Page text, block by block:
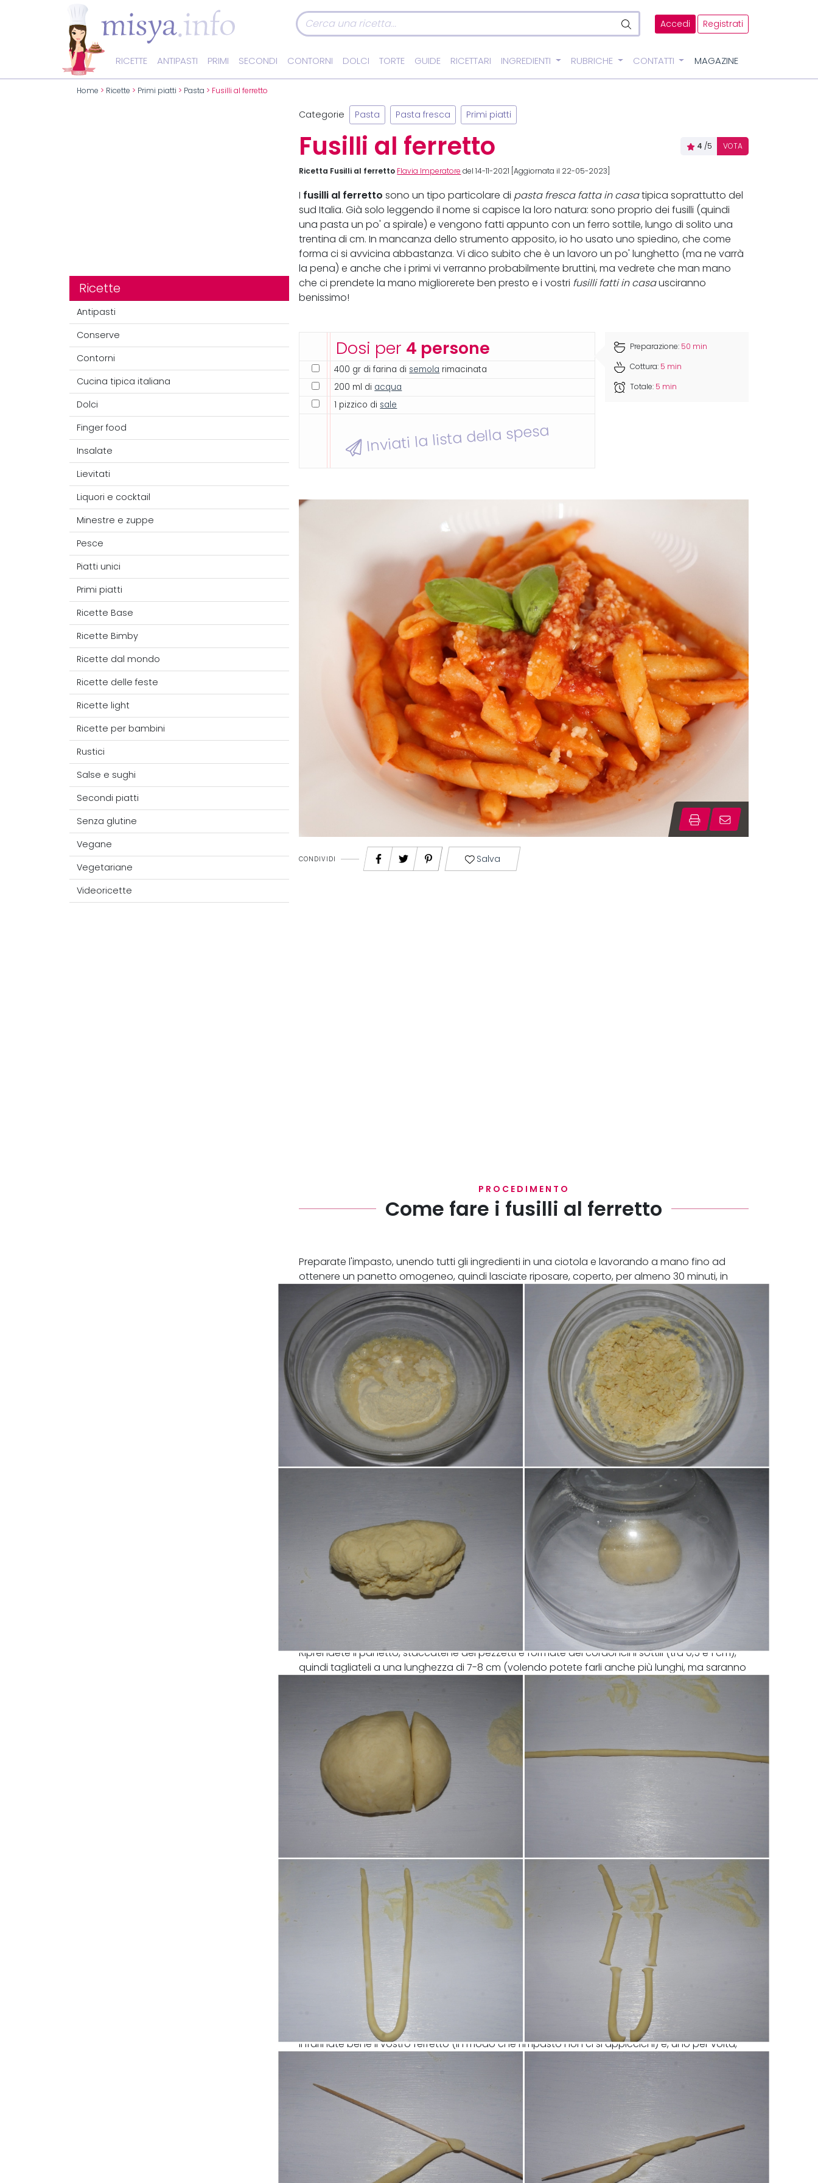
Accedi Registrati
RICETTE ANTIPASTI PRIMI SECONDI CONTORNI DOLCI TORTE GUIDE RICETTARI INGREDIENTI RUBRICHE CONTATTI MAGAZINE
Home > Ricette > Primi piatti > Pasta > Fusilli al ferretto
Ricette
Antipasti
Conserve
Contorni
Cucina tipica italiana
Dolci
Finger food
Insalate
Lievitati
Liquori e cocktail
Minestre e zuppe
Pesce
Piatti unici
Primi piatti
Ricette Base
Ricette Bimby
Ricette dal mondo
Ricette delle feste
Ricette light
Ricette per bambini
Rustici
Salse e sughi
Secondi piatti
Senza glutine
Vegane
Vegetariane
Videoricette
Categorie Pasta Pasta fresca Primi piatti
Fusilli al ferretto 4 /5 VOTA
Ricetta Fusilli al ferretto Flavia Imperatore del 14-11-2021 [Aggiornata il 22-05-2023]
I fusilli al ferretto sono un tipo particolare di pasta fresca fatta in casatipica soprattutto del
sud Italia. Già solo leggendo il nome si capisce la loro natura: sono proprio dei fusilli (quindi
una pasta un po' a spirale) e vengono fatti appunto con un ferro sottile, lungo di solito una
trentina di cm. In mancanza dello strumento apposito, io ho usato uno spiedino, che come
forma ci si avvicina abbastanza. Vi dico subito che è un lavoro un po' lunghetto (ma ne varrà
la pena) e anche che i primi vi verranno probabilmente bruttini, ma vedrete che man mano
che ci prendete la mano migliorerete ben presto e i vostri fusilli fatti in casausciranno
benissimo!
Dosi per 4 persone
400 gr di farina di semola rimacinata
200 ml di acqua
1 pizzico di sale
Inviati la lista della spesa
Preparazione: 50 min
Cottura: 5 min
Totale: 5 min
CONDIVIDI Salva
PROCEDIMENTO
Come fare i fusilli al ferretto
Preparate l'impasto, unendo tutti gli ingredienti in una ciotola e lavorando a mano fino ad
ottenere un panetto omogeneo, quindi lasciate riposare, coperto, per almeno 30 minuti, in
modo da far distendere nuovamente la maglia glutinica.
Riprendete il panetto, staccatene dei pezzetti e formate dei cordoncini sottili (tra 0,5 e 1 cm),
quindi tagliateli a una lunghezza di 7-8 cm (volendo potete farli anche più lunghi, ma saranno
più difficili da lavorare).
Infarinate bene il vostro ferretto (in modo che l'impasto non ci si appiccichi) e, uno per volta,
create i vostri fusilli arrotolandoceli sopra a spirale.